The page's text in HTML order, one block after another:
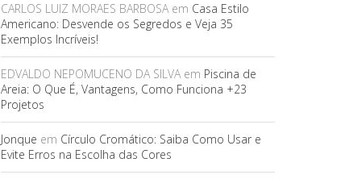
CARLOS LUIZ MORAES BARBOSAem Casa Estilo
Americano: Desvende os Segredos e Veja 35
Exemplos Incríveis!
EDVALDO NEPOMUCENO DA SILVAem Piscina de
Areia: O Que É, Vantagens, Como Funciona +23
Projetos
Jonque em Círculo Cromático: Saiba Como Usar e
Evite Erros na Escolha das Cores